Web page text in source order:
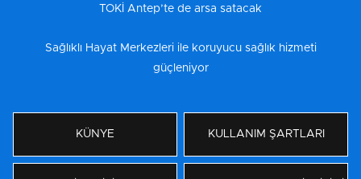
TOKİ Antep’te de arsa satacak
Sağlıklı Hayat Merkezleri ile koruyucu sağlık hizmeti
güçleniyor
KÜNYE KULLANIM ŞARTLARI